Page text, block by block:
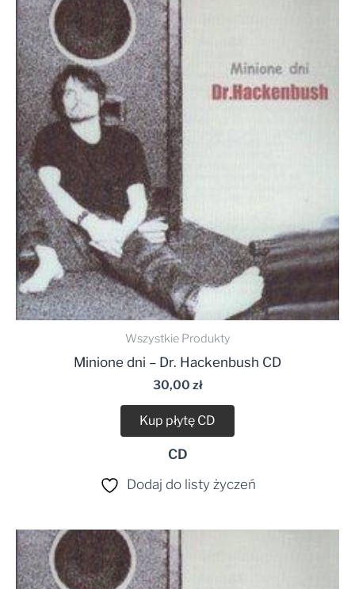
Wszystkie Produkty
Minione dni – Dr. Hackenbush CD
30,00 zł
Kup płytę CD
CD
Dodaj do listy życzeń